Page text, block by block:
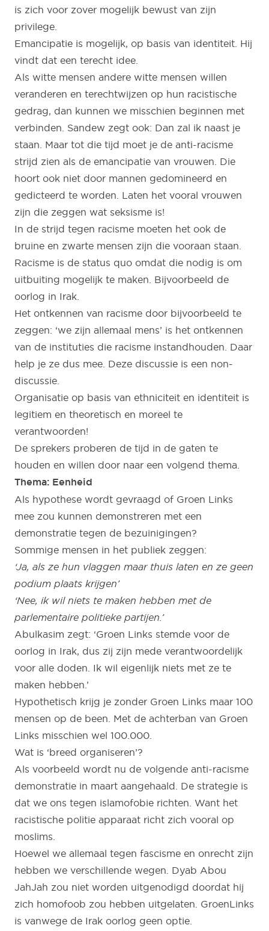
is zich voor zover mogelijk bewust van zijn
privilege.
Emancipatie is mogelijk, op basis van identiteit. Hij
vindt dat een terecht idee.
Als witte mensen andere witte mensen willen
veranderen en terechtwijzen op hun racistische
gedrag, dan kunnen we misschien beginnen met
verbinden. Sandew zegt ook: Dan zal ik naast je
staan. Maar tot die tijd moet je de anti-racisme
strijd zien als de emancipatie van vrouwen. Die
hoort ook niet door mannen gedomineerd en
gedicteerd te worden. Laten het vooral vrouwen
zijn die zeggen wat seksisme is!
In de strijd tegen racisme moeten het ook de
bruine en zwarte mensen zijn die vooraan staan.
Racisme is de status quo omdat die nodig is om
uitbuiting mogelijk te maken. Bijvoorbeeld de
oorlog in Irak.
Het ontkennen van racisme door bijvoorbeeld te
zeggen: ‘we zijn allemaal mens’ is het ontkennen
van de instituties die racisme instandhouden. Daar
help je ze dus mee. Deze discussie is een non-
discussie.
Organisatie op basis van ethniciteit en identiteit is
legitiem en theoretisch en moreel te
verantwoorden!
De sprekers proberen de tijd in de gaten te
houden en willen door naar een volgend thema.
Thema: Eenheid
Als hypothese wordt gevraagd of Groen Links
mee zou kunnen demonstreren met een
demonstratie tegen de bezuinigingen?
Sommige mensen in het publiek zeggen:
‘Ja, als ze hun vlaggen maar thuis laten en ze geen
podium plaats krijgen’
‘Nee, ik wil niets te maken hebben met de
parlementaire politieke partijen.’
Abulkasim zegt: ‘Groen Links stemde voor de
oorlog in Irak, dus zij zijn mede verantwoordelijk
voor alle doden. Ik wil eigenlijk niets met ze te
maken hebben.’
Hypothetisch krijg je zonder Groen Links maar 100
mensen op de been. Met de achterban van Groen
Links misschien wel 100.000.
Wat is ‘breed organiseren’?
Als voorbeeld wordt nu de volgende anti-racisme
demonstratie in maart aangehaald. De strategie is
dat we ons tegen islamofobie richten. Want het
racistische politie apparaat richt zich vooral op
moslims.
Hoewel we allemaal tegen fascisme en onrecht zijn
hebben we verschillende wegen. Dyab Abou
JahJah zou niet worden uitgenodigd doordat hij
zich homofoob zou hebben uitgelaten. GroenLinks
is vanwege de Irak oorlog geen optie.